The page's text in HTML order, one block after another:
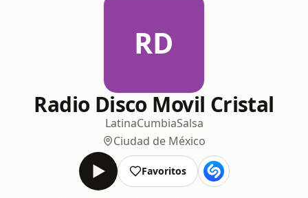
RD
Radio Disco Movil Cristal
LatinaCumbiaSalsa
Ciudad de México
Favoritos